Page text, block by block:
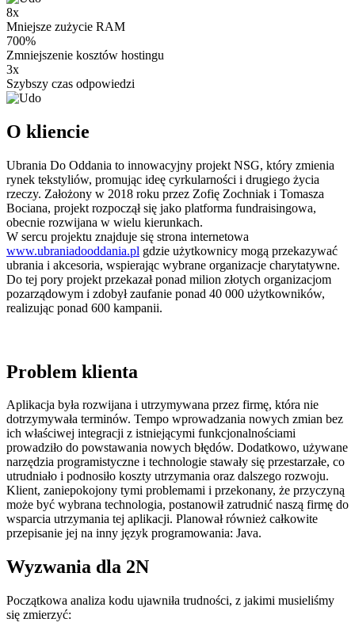
8x
Mniejsze zużycie RAM
700%
Zmniejszenie kosztów hostingu
3x
Szybszy czas odpowiedzi
O kliencie
Ubrania Do Oddania to innowacyjny projekt NSG, który zmienia
rynek tekstyliów, promując ideę cyrkularności i drugiego życia
rzeczy. Założony w 2018 roku przez Zofię Zochniak i Tomasza
Bociana, projekt rozpoczął się jako platforma fundraisingowa,
obecnie rozwijana w wielu kierunkach.
W sercu projektu znajduje się strona internetowa
www.ubraniadooddania.pl gdzie użytkownicy mogą przekazywać
ubrania i akcesoria, wspierając wybrane organizacje charytatywne.
Do tej pory projekt przekazał ponad milion złotych organizacjom
pozarządowym i zdobył zaufanie ponad 40 000 użytkowników,
realizując ponad 600 kampanii.
Problem klienta
Aplikacja była rozwijana i utrzymywana przez firmę, która nie
dotrzymywała terminów. Tempo wprowadzania nowych zmian bez
ich właściwej integracji z istniejącymi funkcjonalnościami
prowadziło do powstawania nowych błędów. Dodatkowo, używane
narzędzia programistyczne i technologie stawały się przestarzałe, co
utrudniało i podnosiło koszty utrzymania oraz dalszego rozwoju.
Klient, zaniepokojony tymi problemami i przekonany, że przyczyną
może być wybrana technologia, postanowił zatrudnić naszą firmę do
wsparcia utrzymania tej aplikacji. Planował również całkowite
przepisanie jej na inny język programowania: Java.
Wyzwania dla 2N
Początkowa analiza kodu ujawniła trudności, z jakimi musieliśmy
się zmierzyć: